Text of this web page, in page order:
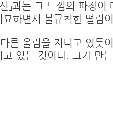
」과는 그 느낌의 파장
하면서 불규칙한 떨림
른 울림을 지니고 있듯
있는 것이다. 그가 만